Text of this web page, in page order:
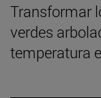
Transformar
verdes
temperatura